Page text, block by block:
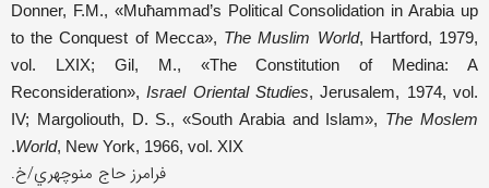
Donner, F.M., «Muħammad’s Political Consolidation in Arabia up
to the Conquest of Mecca», The Muslim World, Hartford, 1979,
vol. LXIX; Gil, M., «The Constitution of Medina: A
Reconsideration»,Israel Oriental Studies, Jerusalem, 1974, vol.
IV; Margoliouth, D. S., «South Arabia and Islam», The Moslem
World, New York, 1966, vol. XIX.
فرامرز حاج منوچهري/خ.